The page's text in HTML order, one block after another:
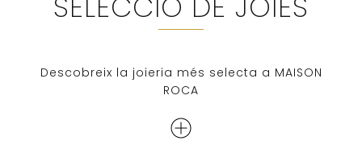
Descobreix la joieria més selecta a MAISON
ROCA